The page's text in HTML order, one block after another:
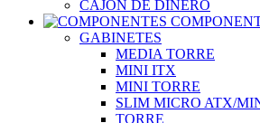
CAJON DE DINERO
GABINETES
MEDIA TORRE
MINI ITX
MINI TORRE
SLIM MICRO ATX/
TORRE